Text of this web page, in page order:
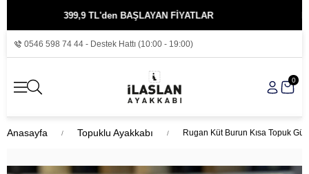
399,9 TL'den BAŞLAYAN FİYATLAR
0546 598 74 44 - Destek Hattı (10:00 - 19:00)
0
Anasayfa Topuklu Ayakkabı Rugan Küt Burun Kısa Topuk